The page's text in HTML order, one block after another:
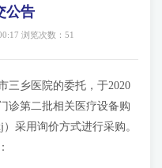
公告
浏览次数：51
三乡医院的委托，于2020
诊第二批相关医疗设备购
采用询价方式进行采购。